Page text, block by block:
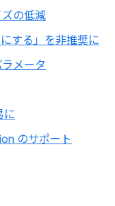
の低減
する」を非推奨に
メータ
に
のサポート